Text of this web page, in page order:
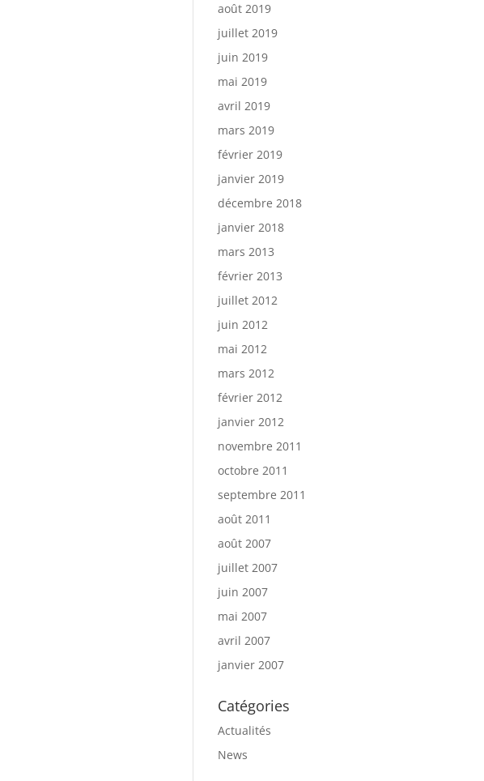
août 2019
juillet 2019
juin 2019
mai 2019
avril 2019
mars 2019
février 2019
janvier 2019
décembre 2018
janvier 2018
mars 2013
février 2013
juillet 2012
juin 2012
mai 2012
mars 2012
février 2012
janvier 2012
novembre 2011
octobre 2011
septembre 2011
août 2011
août 2007
juillet 2007
juin 2007
mai 2007
avril 2007
janvier 2007
Catégories
Actualités
News